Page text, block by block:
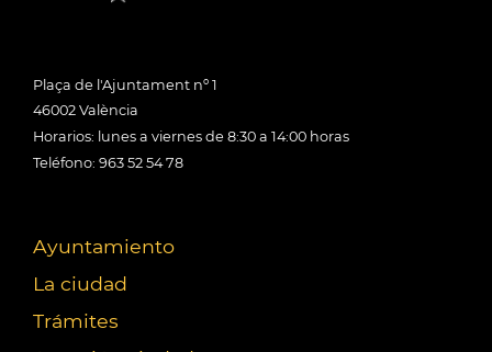
Plaça de l'Ajuntament nº 1
46002 València
Horarios: lunes a viernes de 8:30 a 14:00 horas
Teléfono: 963 52 54 78
Ayuntamiento
La ciudad
Trámites